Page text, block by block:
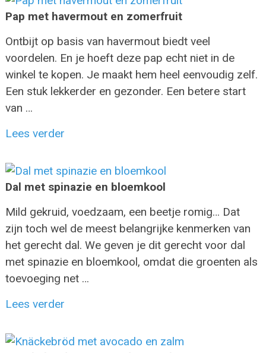
Pap met havermout en zomerfruit
Ontbijt op basis van havermout biedt veel
voordelen. En je hoeft deze pap echt niet in de
winkel te kopen. Je maakt hem heel eenvoudig zelf.
Een stuk lekkerder en gezonder. Een betere start
van …
Lees verder
Dal met spinazie en bloemkool
Mild gekruid, voedzaam, een beetje romig… Dat
zijn toch wel de meest belangrijke kenmerken van
het gerecht dal. We geven je dit gerecht voor dal
met spinazie en bloemkool, omdat die groenten als
toevoeging net …
Lees verder